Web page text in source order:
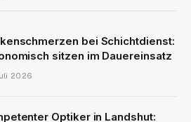
bei Schichtdienst:
sitzen im Dauereinsatz
2026
Optiker in Landshut: